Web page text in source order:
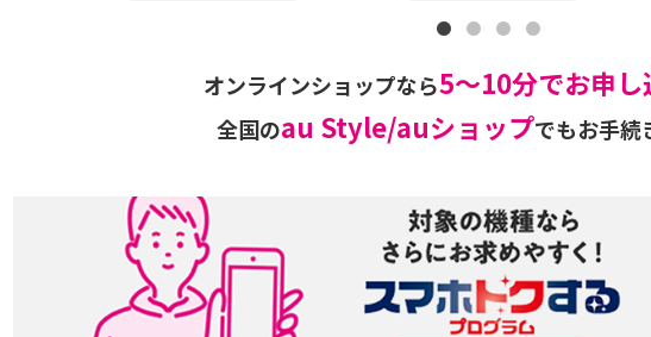
オンラインショップなら5〜10分でお申し
全国のau Style/auショップでもお手続